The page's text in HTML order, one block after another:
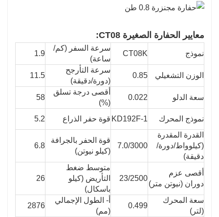
معايير الحفارة الصغيرة CT08:
نموذج CT08K
سرعة السفر (كم/
ساعة)
1.9
الوزن التشغيلي 0.85
سرعة التأرجح
(دورة/دقيقة)
11.5
سعة الدلو 0.022
أقصى درجة تسلق
(%)
58
نموذج المحرك KD192F-1 قوة حفر الذراع
5.2
القدرة المقدرة
(كيلوواط/دورة/
دقيقة)
7.0/3000
قوة الحفر بالجرافة
(كيلو نيوتن)
6.8
أقصى عزم
دوران (نيوتن متر)
23/2500
متوسط ​​ضغط
التأريض (كيلو
باسكال)
26
سعة المحرك
(لتر)
0.499
أ- الطول الإجمالي
(مم)
2876